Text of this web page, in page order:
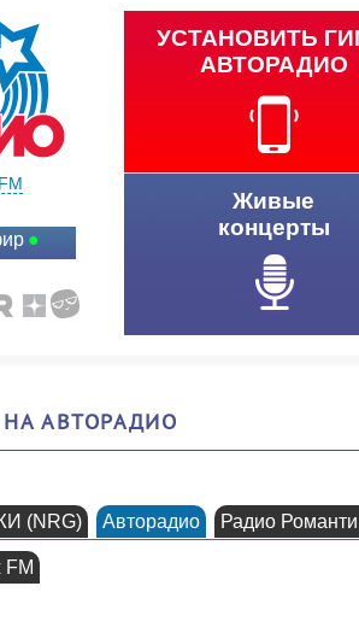
УСТАНОВИТЬ
АВТОРАДИО
Живые
концерты
АВТОРАДИО